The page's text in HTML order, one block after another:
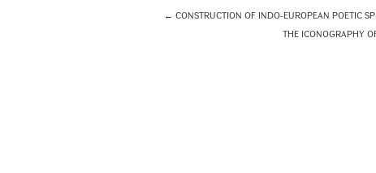
← CONSTRUCTION OF INDO-EUROPEAN POETIC
THE ICONOGRAPHY